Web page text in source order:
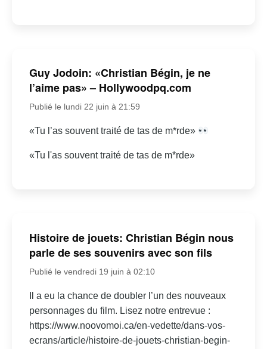
Guy Jodoin: «Christian Bégin, je ne
l’aime pas» – Hollywoodpq.com
Publié le lundi 22 juin à 21:59
«Tu l’as souvent traité de tas de m*rde»
«Tu l'as souvent traité de tas de m*rde»
Histoire de jouets: Christian Bégin nous
parle de ses souvenirs avec son fils
Publié le vendredi 19 juin à 02:10
Il a eu la chance de doubler l’un des nouveaux
personnages du film. Lisez notre entrevue :
https://www.noovomoi.ca/en-vedette/dans-vos-
ecrans/article/histoire-de-jouets-christian-begin-